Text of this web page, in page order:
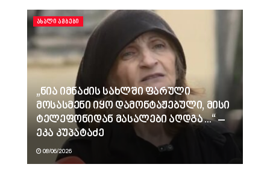
ᲐᲮᲐᲚᲘ ᲐᲛᲑᲔᲑᲘ
„ნია იმნაძის სახლში ფარული
მოსასმენი იყო დამონტაჟებული, მისი
ტელეფონიდან მასალები აღდგა…“ –
ეკა კუპატაძე
08/06/2026